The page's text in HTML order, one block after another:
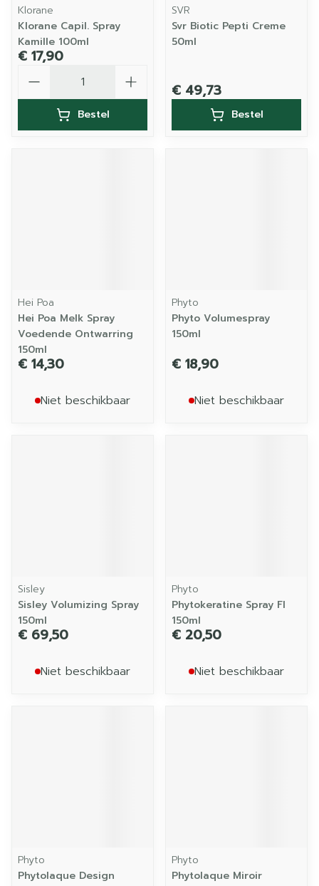
Klorane
Klorane Capil. Spray
Kamille 100ml
€ 17,90
Bestel
SVR
Svr Biotic Pepti Creme
50ml
€ 49,73
Bestel
Hei Poa
Hei Poa Melk Spray
Voedende Ontwarring
150ml
€ 14,30
Niet beschikbaar
Phyto
Phyto Volumespray
150ml
€ 18,90
Niet beschikbaar
Sisley
Sisley Volumizing Spray
150ml
€ 69,50
Niet beschikbaar
Phyto
Phytokeratine Spray Fl
150ml
€ 20,50
Niet beschikbaar
Phyto
Phytolaque Design
Phyto
Phytolaque Miroir